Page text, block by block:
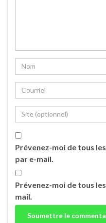
Prévenez-moi de tous
par e-mail.
Prévenez-moi de tous
mail.